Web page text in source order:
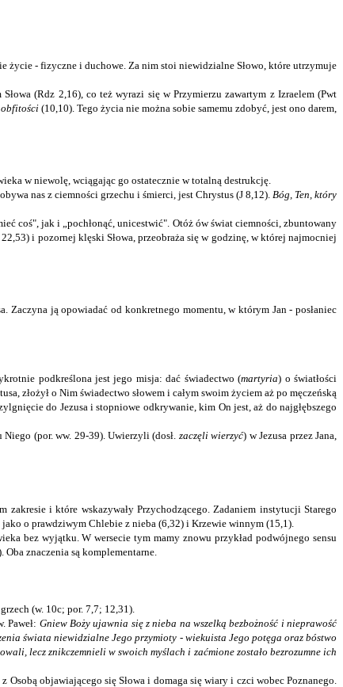
życie - fizyczne i duchowe. Za nim stoi niewidzialne Słowo, które utrzymuje
(Rdz 2,16), co też wyrazi się w Przymierzu zawartym z Izraelem (Pwt
(10,10). Tego życia nie można sobie samemu zdobyć, jest ono darem,
w niewolę, wciągając go ostatecznie w totalną destrukcję.
nas z ciemności grzechu i śmierci, jest Chrystus (J 8,12). Bóg, Ten, który
coś", jak i „pochłonąć, unicestwić". Otóż ów świat ciemności, zbuntowany
i pozornej klęski Słowa, przeobraża się w godzinę, w której najmocniej
ją opowiadać od konkretnego momentu, w którym Jan - posłaniec
podkreślona jest jego misja: dać świadectwo (martyria) o światłości
złożył o Nim świadectwo słowem i całym swoim życiem aż po męczeńską
do Jezusa i stopniowe odkrywanie, kim On jest, aż do najgłębszego
(por. ww. 29-39). Uwierzyli (dosł. zaczęli wierzyć) w Jezusa przez Jana,
i które wskazywały Przychodzącego. Zadaniem instytucji Starego
o prawdziwym Chlebie z nieba (6,32) i Krzewie winnym (15,1).
bez wyjątku. W wersecie tym mamy znowu przykład podwójnego sensu
znaczenia są komplementarne.
(w. 10c; por. 7,7; 12,31).
Paweł: Gniew Boży ujawnia się z nieba na wszelką bezbożność i nieprawość
świata niewidzialne Jego przymioty - wiekuista Jego potęga oraz bóstwo
lecz znikczemnieli w swoich myślach i zaćmione zostało bezrozumne ich
objawiającego się Słowa i domaga się wiary i czci wobec Poznanego.